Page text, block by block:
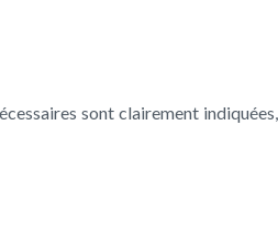
sont clairement